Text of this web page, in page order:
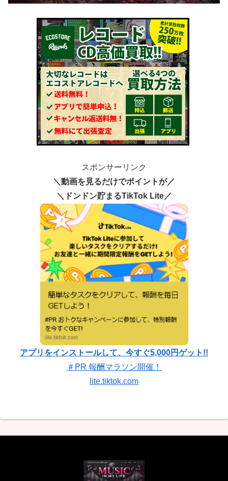
スポンサーリンク
＼動画を見るだけでポイントが／
＼ドンドン貯まるTikTok Lite／
アプリをインストールして、今すぐ5,000円ゲット!!
＃PR 報酬マラソン開催！
lite.tiktok.com